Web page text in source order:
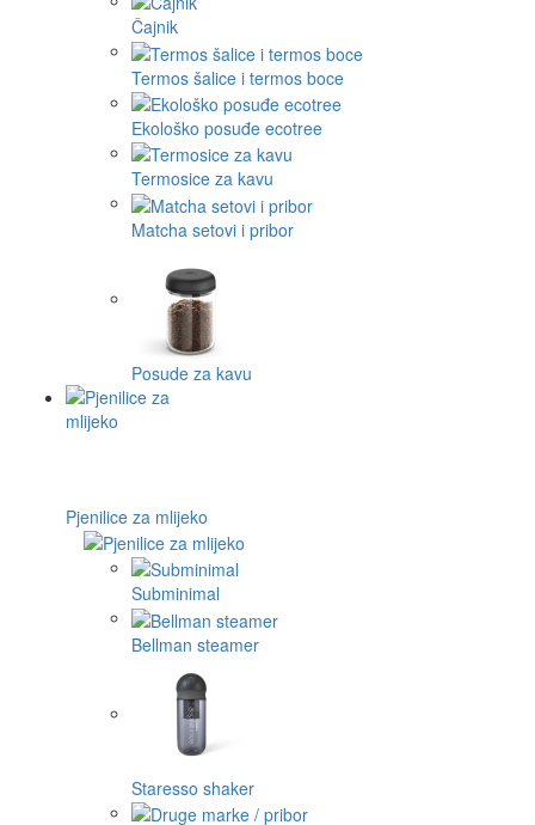
Čajnik
Termos šalice i termos boce
Ekološko posuđe ecotree
Termosice za kavu
Matcha setovi i pribor
Posude za kavu
Pjenilice za mlijeko
Subminimal
Bellman steamer
Staresso shaker